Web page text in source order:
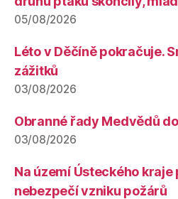
05/08/2026
Léto v Děčíně pokračuje.
zážitků
03/08/2026
Obranné řady Medvědů
03/08/2026
Na území Ústeckého
nebezpečí vzniku požárů